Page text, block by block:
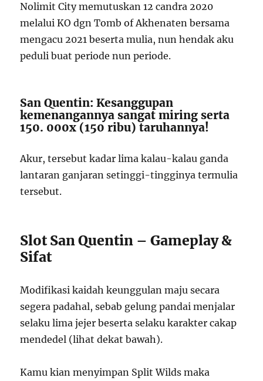
Nolimit City memutuskan 12 candra 2020
melalui KO dgn Tomb of Akhenaten bersama
mengacu 2021 beserta mulia, nun hendak aku
peduli buat periode nun periode.
San Quentin: Kesanggupan
kemenangannya sangat miring serta
150. 000x (150 ribu) taruhannya!
Akur, tersebut kadar lima kalau-kalau ganda
lantaran ganjaran setinggi-tingginya termulia
tersebut.
Slot San Quentin – Gameplay &
Sifat
Modifikasi kaidah keunggulan maju secara
segera padahal, sebab gelung pandai menjalar
selaku lima jejer beserta selaku karakter cakap
mendedel (lihat dekat bawah).
Kamu kian menyimpan Split Wilds maka